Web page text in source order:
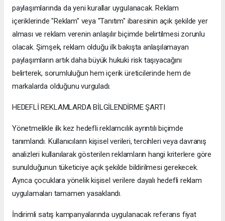
paylaşımlarında da yeni kurallar uygulanacak. Reklam
içeriklerinde "Reklam" veya "Tanıtım" ibaresinin açık şekilde yer
alması ve reklam verenin anlaşılır biçimde belirtilmesi zorunlu
olacak. Şimşek, reklam olduğu ilk bakışta anlaşılamayan
paylaşımların artık daha büyük hukuki risk taşıyacağını
belirterek, sorumluluğun hem içerik üreticilerinde hem de
markalarda olduğunu vurguladı.
HEDEFLİ REKLAMLARDA BİLGİLENDİRME ŞARTI
Yönetmelikle ilk kez hedefli reklamcılık ayrıntılı biçimde
tanımlandı. Kullanıcıların kişisel verileri, tercihleri veya davranış
analizleri kullanılarak gösterilen reklamların hangi kriterlere göre
sunulduğunun tüketiciye açık şekilde bildirilmesi gerekecek.
Ayrıca çocuklara yönelik kişisel verilere dayalı hedefli reklam
uygulamaları tamamen yasaklandı.
İndirimli satış kampanyalarında uygulanacak referans fiyat